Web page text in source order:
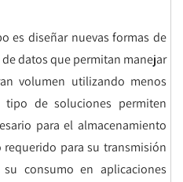
es diseñar nuevas formas de
datos que permitan manejar
volumen utilizando menos
tipo de soluciones permiten
para el almacenamiento
para su transmisión
consumo en aplicaciones